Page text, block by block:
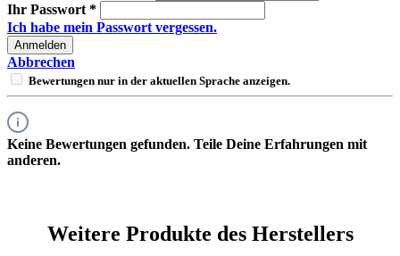
Ihr Passwort *
Ich habe mein Passwort vergessen.
Anmelden
Abbrechen
Bewertungen nur in der aktuellen Sprache anzeigen.
Keine Bewertungen gefunden. Teile Deine Erfahrungen mit
anderen.
Weitere Produkte des Herstellers